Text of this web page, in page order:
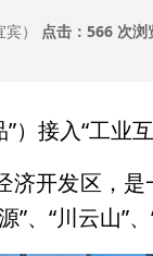
） 点击： 566 次浏
接入“工业
开发区，
“川云山”、